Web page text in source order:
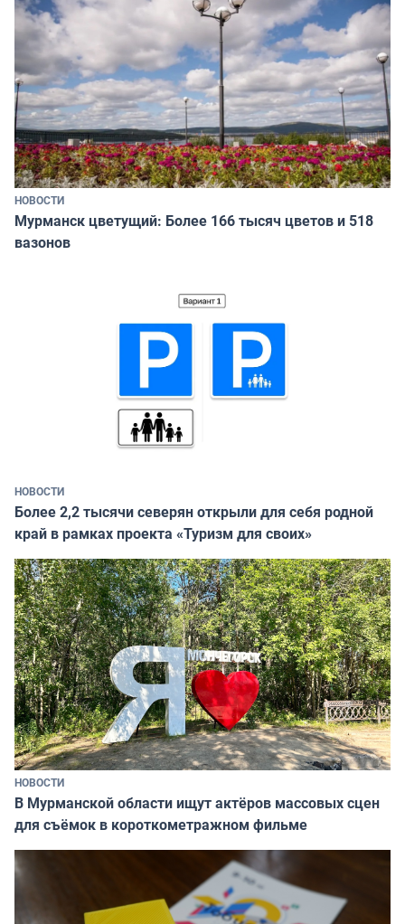
НОВОСТИ
Мурманск цветущий: Более 166 тысяч цветов и 518
вазонов
НОВОСТИ
Более 2,2 тысячи северян открыли для себя родной
край в рамках проекта «Туризм для своих»
НОВОСТИ
В Мурманской области ищут актёров массовых сцен
для съёмок в короткометражном фильме